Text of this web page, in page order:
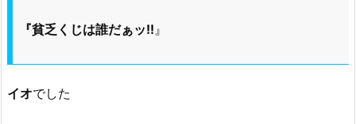
『貧乏くじは誰だぁッ!!』
イオでした